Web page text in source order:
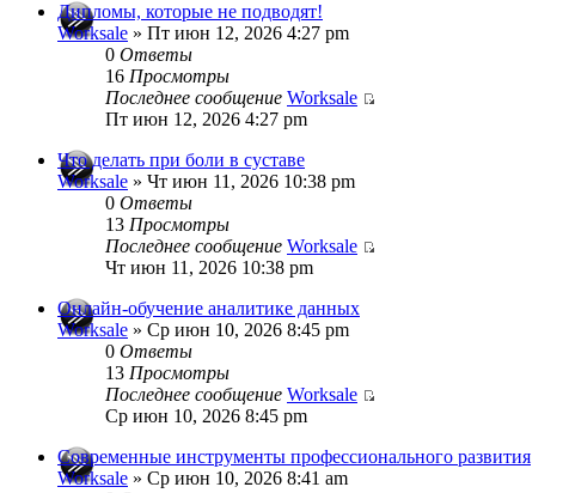
Дипломы, которые не подводят!
Worksale » Пт июн 12, 2026 4:27 pm
0 Ответы
16 Просмотры
Последнее сообщение Worksale
Пт июн 12, 2026 4:27 pm
Что делать при боли в суставе
Worksale » Чт июн 11, 2026 10:38 pm
0 Ответы
13 Просмотры
Последнее сообщение Worksale
Чт июн 11, 2026 10:38 pm
Онлайн-обучение аналитике данных
Worksale » Ср июн 10, 2026 8:45 pm
0 Ответы
13 Просмотры
Последнее сообщение Worksale
Ср июн 10, 2026 8:45 pm
Современные инструменты профессионального развития
Worksale » Ср июн 10, 2026 8:41 am